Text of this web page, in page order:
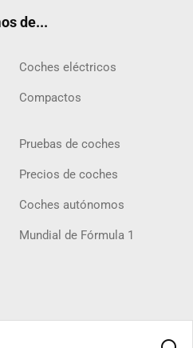
de...
Coches eléctricos
Compactos
Pruebas de coches
Precios de coches
Coches autónomos
Mundial de Fórmula 1